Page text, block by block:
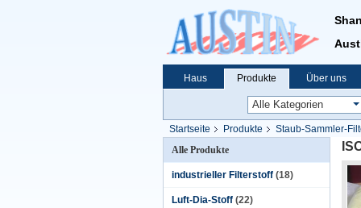
Haus Produkte Über uns
Startseite Produkte Staub-Sammler-
Alle Produkte
industrieller Filterstoff (18)
Luft-Dia-Stoff (22)